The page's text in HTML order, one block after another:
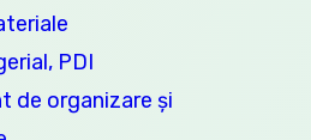
PDI
de organizare și